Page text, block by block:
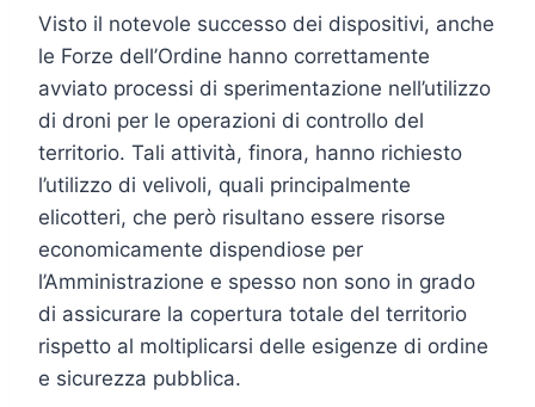
Visto il notevole successo dei dispositivi, anche
le Forze dell’Ordine hanno correttamente
avviato processi di sperimentazione nell’utilizzo
di droni per le operazioni di controllo del
territorio. Tali attività, finora, hanno richiesto
l’utilizzo di velivoli, quali principalmente
elicotteri, che però risultano essere risorse
economicamente dispendiose per
l’Amministrazione e spesso non sono in grado
di assicurare la copertura totale del territorio
rispetto al moltiplicarsi delle esigenze di ordine
e sicurezza pubblica.